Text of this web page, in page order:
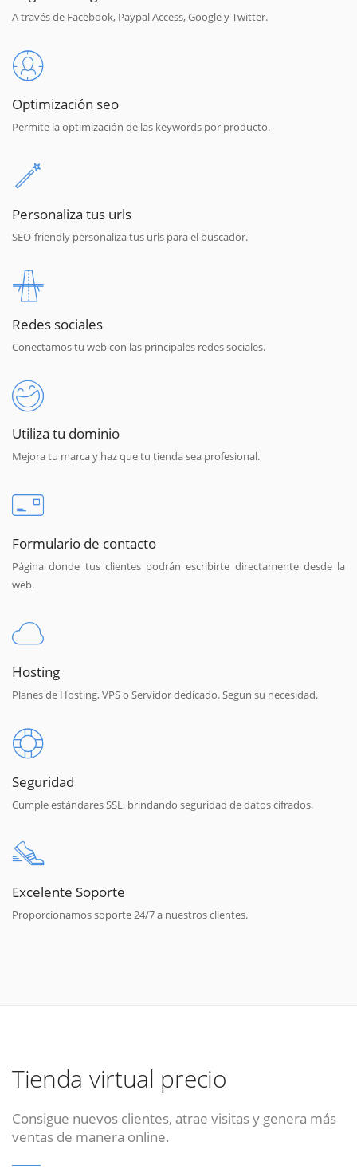
A través de Facebook, Paypal Access, Google y Twitter.
Optimización seo
Permite la optimización de las keywords por producto.
Personaliza tus urls
SEO-friendly personaliza tus urls para el buscador.
Redes sociales
Conectamos tu web con las principales redes sociales.
Utiliza tu dominio
Mejora tu marca y haz que tu tienda sea profesional.
Formulario de contacto
Página donde tus clientes podrán escribirte directamente desde la
web.
Hosting
Planes de Hosting, VPS o Servidor dedicado. Segun su necesidad.
Seguridad
Cumple estándares SSL, brindando seguridad de datos cifrados.
Excelente Soporte
Proporcionamos soporte 24/7 a nuestros clientes.
Tienda virtual precio
Consigue nuevos clientes, atrae visitas y genera más
ventas de manera online.